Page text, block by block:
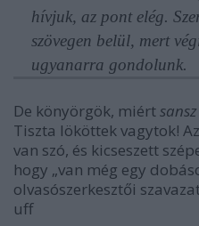
hívjuk, az pont elég.
szövegen belül, mert
ugyanarra gondolunk.
De könyörgök, miértsansz
Tiszta lököttek vagytok!
van szó, és kicseszett
hogy „van még egy
olvasószerkesztői
uff